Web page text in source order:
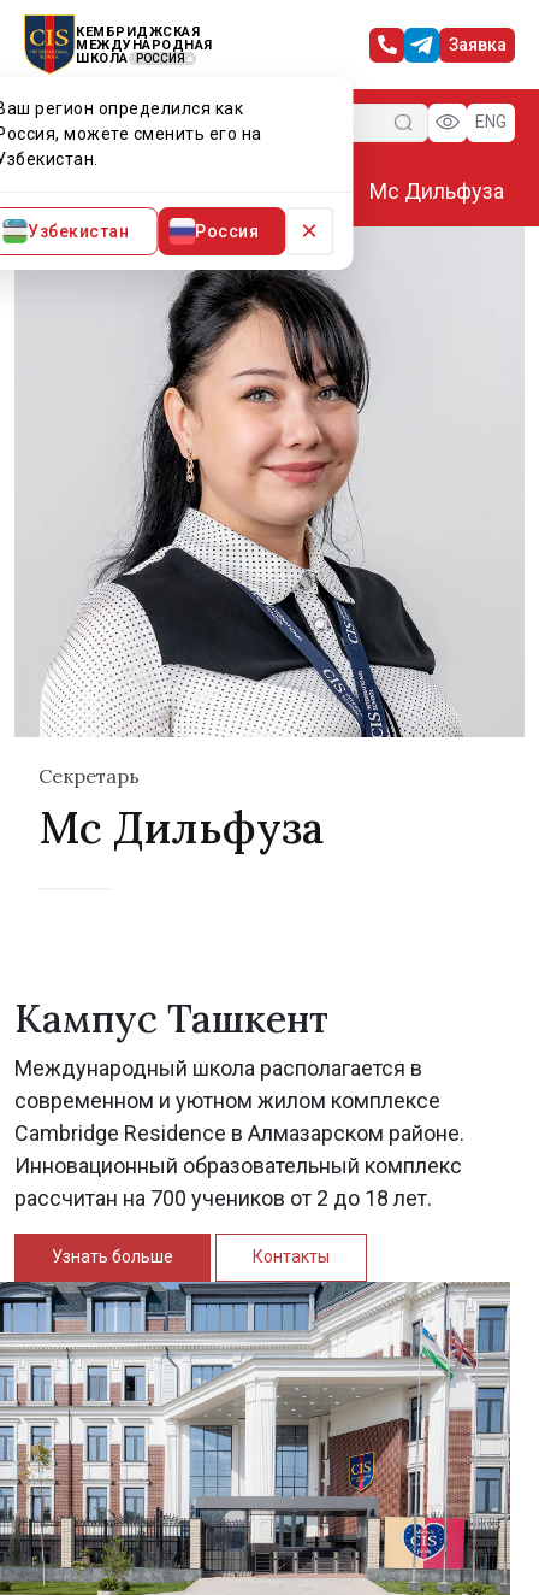
КЕМБРИДЖСКАЯ
МЕЖДУНАРОДНАЯ
ШКОЛА
РОССИЯ
регион определился как
можете сменить его на
Узбекистан Россия ×
Заявка
Меню ENG
Мс Дильфуза
Секретарь
Мс Дильфуза
Кампус Ташкент
Международный школа располагается в
современном и уютном жилом комплексе
Cambridge Residence в Алмазарском районе.
Инновационный образовательный комплекс
рассчитан на 700 учеников от 2 до 18 лет.
Узнать больше Контакты